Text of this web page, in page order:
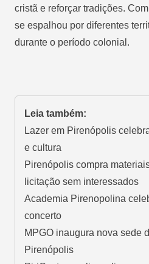
cristã e reforçar tradições.
se espalhou por diferentes
durante o período colonial.
Leia também:
Lazer em Pirenópolis
e cultura
Pirenópolis compra
licitação sem interessados
Academia Pirenopolina
concerto
MPGO inaugura nova sede
Pirenópolis